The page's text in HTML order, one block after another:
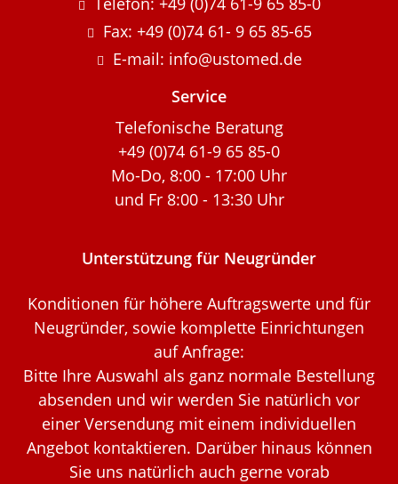
Fax: +49 (0)74 61- 9 65 85-65
E-mail: info@ustomed.de
Service
Telefonische Beratung
+49 (0)74 61-9 65 85-0
Mo-Do, 8:00 - 17:00 Uhr
und Fr 8:00 - 13:30 Uhr
Unterstützung für Neugründer
Konditionen für höhere Auftragswerte und für
Neugründer, sowie komplette Einrichtungen
auf Anfrage:
Bitte Ihre Auswahl als ganz normale Bestellung
absenden und wir werden Sie natürlich vor
einer Versendung mit einem individuellen
Angebot kontaktieren. Darüber hinaus können
Sie uns natürlich auch gerne vorab